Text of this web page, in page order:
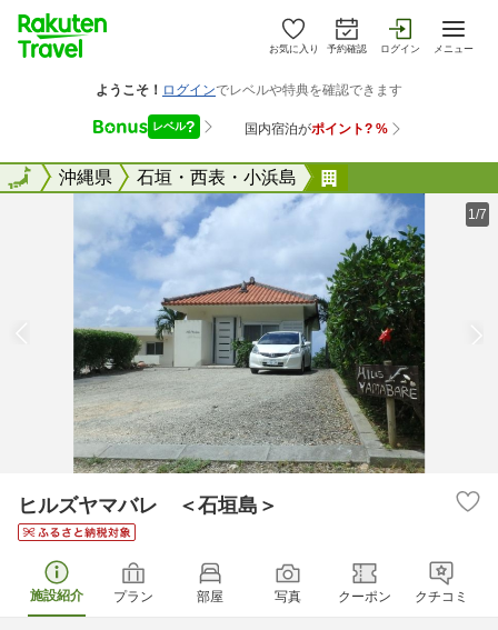
お気に入り 予約確認 ログイン メニュー
全国沖縄県 石垣・西表・小浜島
全国
1/7
ヒルズヤマバレ ＜石垣島＞
施設紹介 プラン 部屋 写真 クーポン クチコミ